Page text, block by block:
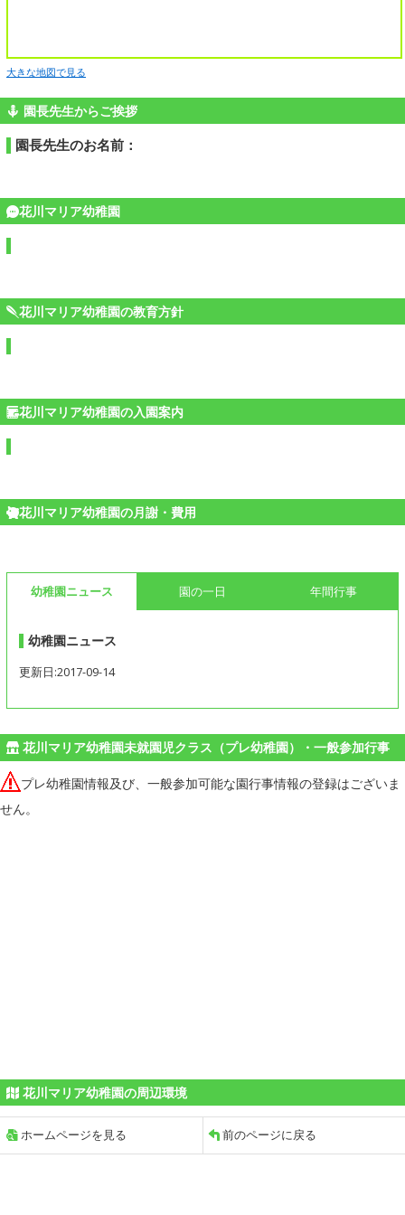
大きな地図で見る
園長先生からご挨拶
園長先生のお名前：
花川マリア幼稚園
花川マリア幼稚園の教育方針
花川マリア幼稚園の入園案内
花川マリア幼稚園の月謝・費用
幼稚園ニュース 園の一日 年間行事
幼稚園ニュース
更新日:2017-09-14
花川マリア幼稚園未就園児クラス（プレ幼稚園）・一般参加行事
プレ幼稚園情報及び、一般参加可能な園行事情報の登録はございま
せん。
花川マリア幼稚園の周辺環境
ホームページを見る 前のページに戻る